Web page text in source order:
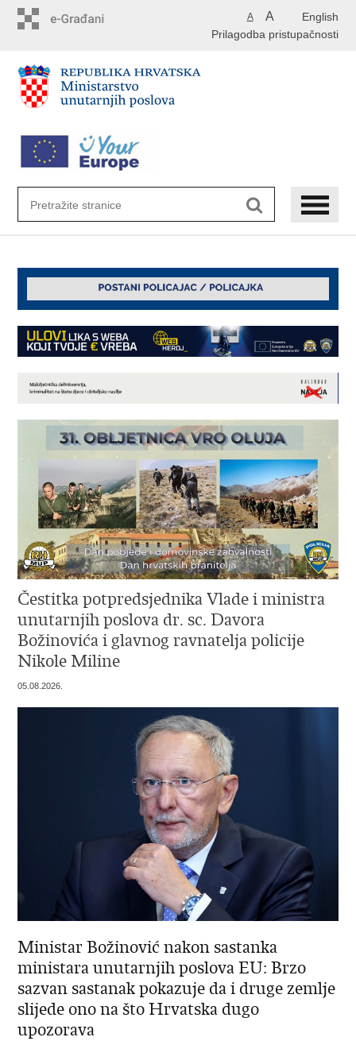
English
A A
Prilagodba pristupačnosti
Čestitka potpredsjednika Vlade i ministra
unutarnjih poslova dr. sc. Davora
Božinovića i glavnog ravnatelja policije
Nikole Miline
05.08.2026.
Ministar Božinović nakon sastanka
ministara unutarnjih poslova EU: Brzo
sazvan sastanak pokazuje da i druge zemlje
slijede ono na što Hrvatska dugo
upozorava